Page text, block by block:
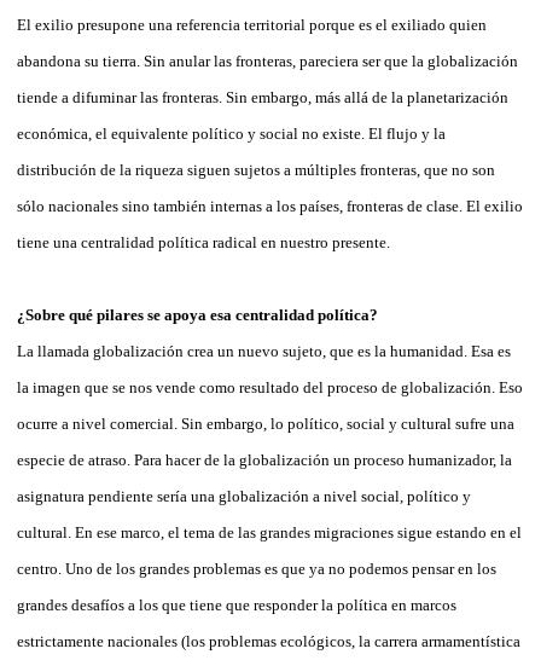
El exilio presupone una referencia territorial porque es el exiliado quien
abandona su tierra. Sin anular las fronteras, pareciera ser que la globalización
tiende a difuminar las fronteras. Sin embargo, más allá de la planetarización
económica, el equivalente político y social no existe. El flujo y la
distribución de la riqueza siguen sujetos a múltiples fronteras, que no son
sólo nacionales sino también internas a los países, fronteras de clase. El exilio
tiene una centralidad política radical en nuestro presente.
¿Sobre qué pilares se apoya esa centralidad política?
La llamada globalización crea un nuevo sujeto, que es la humanidad. Esa es
la imagen que se nos vende como resultado del proceso de globalización. Eso
ocurre a nivel comercial. Sin embargo, lo político, social y cultural sufre una
especie de atraso. Para hacer de la globalización un proceso humanizador, la
asignatura pendiente sería una globalización a nivel social, político y
cultural. En ese marco, el tema de las grandes migraciones sigue estando en el
centro. Uno de los grandes problemas es que ya no podemos pensar en los
grandes desafíos a los que tiene que responder la política en marcos
estrictamente nacionales (los problemas ecológicos, la carrera armamentística